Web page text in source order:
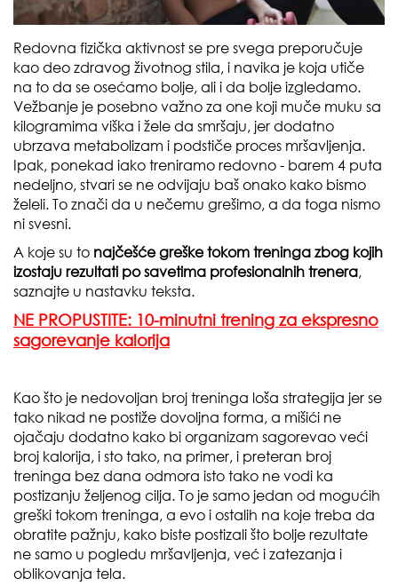
Redovna fizička aktivnost se pre svega preporučuje
kao deo zdravog životnog stila, i navika je koja utiče
na to da se osećamo bolje, ali i da bolje izgledamo.
Vežbanje je posebno važno za one koji muče muku sa
kilogramima viška i žele da smršaju, jer dodatno
ubrzava metabolizam i podstiče proces mršavljenja.
Ipak, ponekad iako treniramo redovno - barem 4 puta
nedeljno, stvari se ne odvijaju baš onako kako bismo
želeli. To znači da u nečemu grešimo, a da toga nismo
ni svesni.
A koje su to najčešće greške tokom treninga zbog kojih
izostaju rezultati po savetima profesionalnih trenera,
saznajte u nastavku teksta.
NE PROPUSTITE: 10-minutni trening za ekspresno
sagorevanje kalorija
Kao što je nedovoljan broj treninga loša strategija jer se
tako nikad ne postiže dovoljna forma, a mišići ne
ojačaju dodatno kako bi organizam sagorevao veći
broj kalorija, i sto tako, na primer, i preteran broj
treninga bez dana odmora isto tako ne vodi ka
postizanju željenog cilja. To je samo jedan od mogućih
greški tokom treninga, a evo i ostalih na koje treba da
obratite pažnju, kako biste postizali što bolje rezultate
ne samo u pogledu mršavljenja, već i zatezanja i
oblikovanja tela.